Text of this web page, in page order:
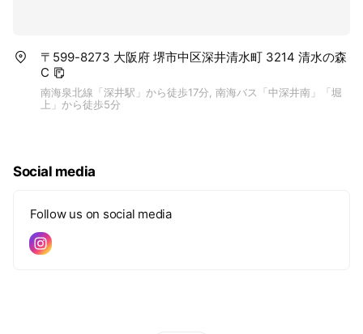
〒599-8273 大阪府 堺市中区深井清水町 3214 清水の森
C
南海泉北線「深井駅」から徒歩17分, 南海バス「中深井南」「堀
上」から徒歩5分
Social media
Follow us on social media